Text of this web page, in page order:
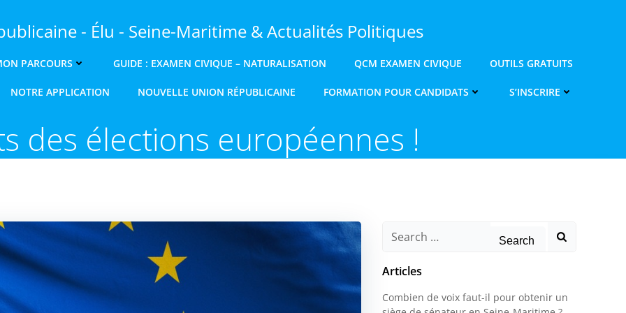
- Élu - Seine-Maritime & Actualités Politiques
PARCOURS GUIDE : EXAMEN CIVIQUE – NATURALISATION QCM EXAMEN CIVIQUE OUTILS GRATUITS
NOTRE APPLICATION NOUVELLE UNION RÉPUBLICAINE FORMATION POUR CANDIDATS S’INSCRIRE
des élections européennes !
for:
Articles
Combien de voix faut-il pour obtenir un